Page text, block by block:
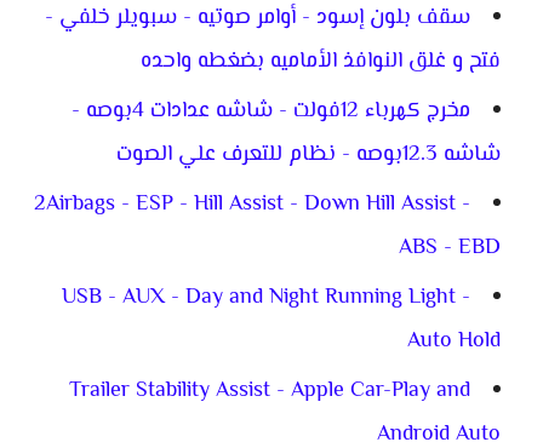
سقف بلون إسود - أوامر صوتيه - سبويلر خلفي -
فتح و غلق النوافذ الأماميه بضغطه واحده
مخرج كهرباء 12فولت - شاشه عدادات 4بوصه -
شاشه 12.3بوصه - نظام للتعرف علي الصوت
2Airbags - ESP - Hill Assist - Down Hill Assist -
ABS - EBD
USB - AUX - Day and Night Running Light -
Auto Hold
Trailer Stability Assist - Apple Car-Play and
Android Auto